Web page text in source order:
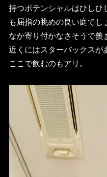
持つポテンシャルはひし
も屈指の眺めの良い庭で
なか寄り付かなさそうで
近くにはスターバックスが
ここで飲むのもアリ。